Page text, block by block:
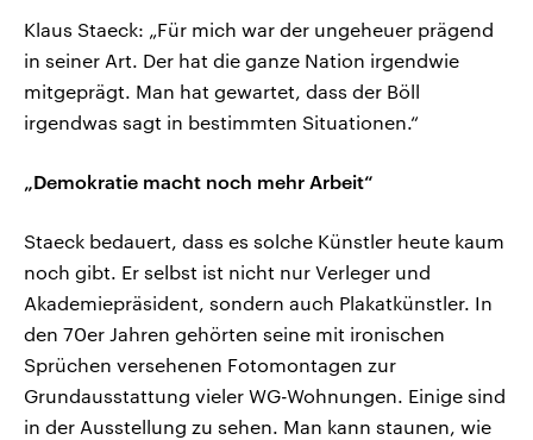
Klaus Staeck: „Für mich war der ungeheuer prägend
in seiner Art. Der hat die ganze Nation irgendwie
mitgeprägt. Man hat gewartet, dass der Böll
irgendwas sagt in bestimmten Situationen.“
„Demokratie macht noch mehr Arbeit“
Staeck bedauert, dass es solche Künstler heute kaum
noch gibt. Er selbst ist nicht nur Verleger und
Akademiepräsident, sondern auch Plakatkünstler. In
den 70er Jahren gehörten seine mit ironischen
Sprüchen versehenen Fotomontagen zur
Grundausstattung vieler WG-Wohnungen. Einige sind
in der Ausstellung zu sehen. Man kann staunen, wie